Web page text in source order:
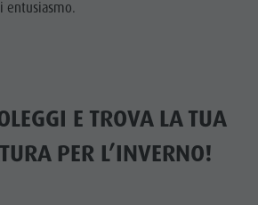
entusiasmo.
E TROVA LA TUA
PER L’INVERNO!